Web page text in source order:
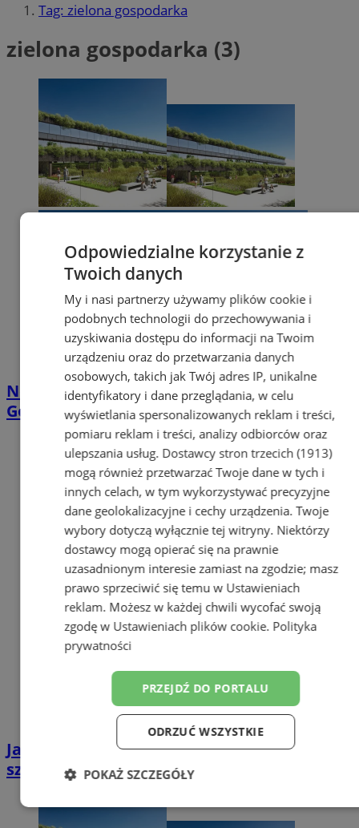
Tag: zielona gospodarka
zielona gospodarka (3)
Nowy projekt w Tychach: HUB Zielonej
Gospodarki na al. Piłsudskiego
Jak skorzystać z dofinansowania na
szkolenia z zakresu zielonej gospodarki?
Odpowiedzialne korzystanie z
Twoich danych
My i nasi partnerzy używamy plików cookie i
podobnych technologii do przechowywania i
uzyskiwania dostępu do informacji na Twoim
urządzeniu oraz do przetwarzania danych
osobowych, takich jak Twój adres IP, unikalne
identyfikatory i dane przeglądania, w celu
wyświetlania spersonalizowanych reklam i treści,
pomiaru reklam i treści, analizy odbiorców oraz
ulepszania usług. Dostawcy stron trzecich (1913)
mogą również przetwarzać Twoje dane w tych i
innych celach, w tym wykorzystywać precyzyjne
dane geolokalizacyjne i cechy urządzenia. Twoje
wybory dotyczą wyłącznie tej witryny. Niektórzy
dostawcy mogą opierać się na prawnie
uzasadnionym interesie zamiast na zgodzie; masz
prawo sprzeciwić się temu w Ustawieniach
reklam. Możesz w każdej chwili wycofać swoją
zgodę w Ustawieniach plików cookie. Polityka
prywatności
PRZEJDŹ DO PORTALU
ODRZUĆ WSZYSTKIE
POKAŻ SZCZEGÓŁY
Niezbędne Wydajność Targetowanie